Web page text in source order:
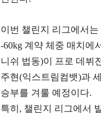
이번 챌린지 리그에서
-60kg 계약 체중 매치에
니쉬 법동)이 프로 데뷔
주현(익스트림컴뱃)과
승부를 겨룰 예정이다.
특히, 챌린지 리그에서